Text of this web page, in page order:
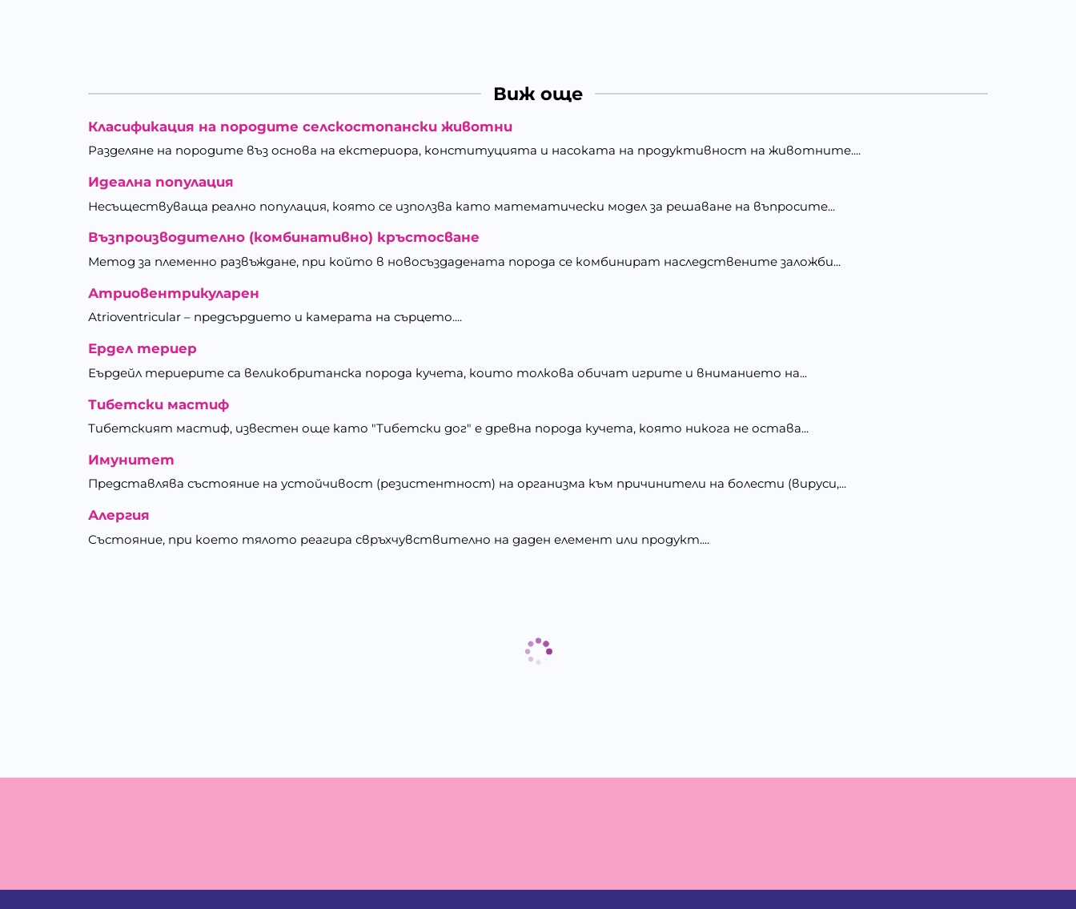
Виж още
Класификация на породите селскостопански животни
Разделяне на породите въз основа на екстериора, конституцията и насоката на продуктивност на животните....
Идеална популация
Несъществуваща реално популация, която се използва като математически модел за решаване на въпросите...
Възпроизводително (комбинативно) кръстосване
Метод за племенно развъждане, при който в новосъздадената порода се комбинират наследствените заложби...
Атриовентрикуларен
Аtrioventricular – предсърдието и камерата на сърцето....
Ердел териер
Еърдейл териерите са великобританска порода кучета, които толкова обичат игрите и вниманието на...
Тибетски мастиф
Тибетският мастиф, известен още като "Тибетски дог" е древна порода кучета, която никога не остава...
Имунитет
Представлява състояние на устойчивост (резистентност) на организма към причинители на болести (вируси,...
Алергия
Състояние, при което тялото реагира свръхчувствително на даден елемент или продукт....